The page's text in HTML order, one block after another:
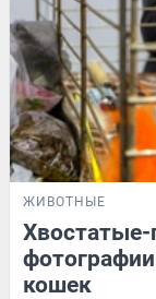
ЖИВОТНЫЕ
кошек